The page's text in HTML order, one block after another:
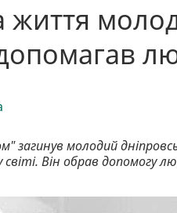
життя
загинув молодий
Він обрав допомогу